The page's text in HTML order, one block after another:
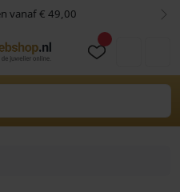
vanaf € 49,00